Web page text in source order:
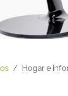
Hogar e